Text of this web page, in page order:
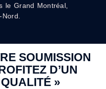
le Grand Montréal,
SOUMISSION
D’UN
»